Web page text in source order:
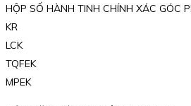
HỘP SỐ HÀNH TINH CHÍNH XÁC GÓC
KR
LCK
TQFEK
MPEK